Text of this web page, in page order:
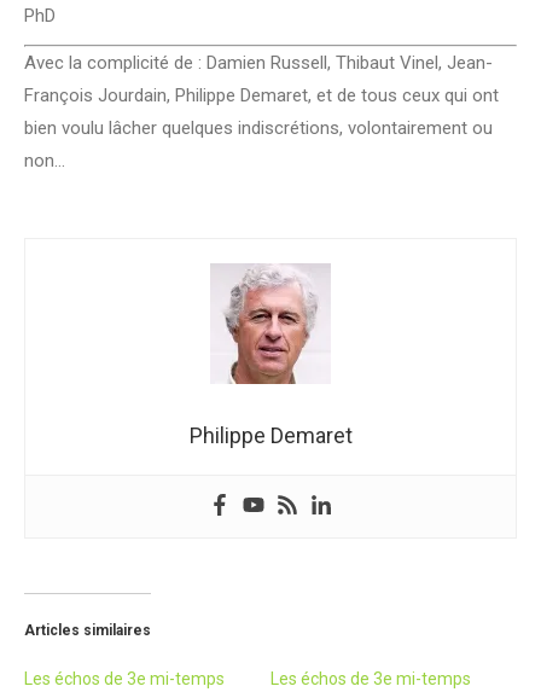
PhD
Avec la complicité de : Damien Russell, Thibaut Vinel, Jean-
François Jourdain, Philippe Demaret, et de tous ceux qui ont
bien voulu lâcher quelques indiscrétions, volontairement ou
non…
Philippe Demaret
Articles similaires
Les échos de 3e mi-temps
Les échos de 3e mi-temps